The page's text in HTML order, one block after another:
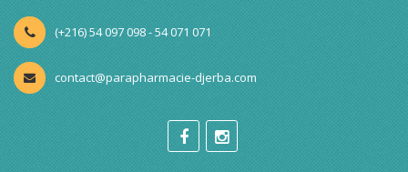
(+216) 54 097 098 - 54 071 071
contact@parapharmacie-djerba.com